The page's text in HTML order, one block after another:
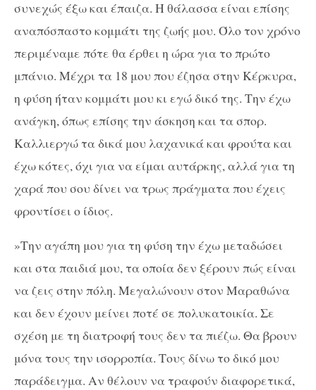
συνεχώς έξω και έπαιζα. Η θάλασσα είναι επίσης
αναπόσπαστο κομμάτι της ζωής μου. Όλο τον χρόνο
περιμέναμε πότε θα έρθει η ώρα για το πρώτο
μπάνιο. Μέχρι τα 18 μου που έζησα στην Κέρκυρα,
η φύση ήταν κομμάτι μου κι εγώ δικό της. Την έχω
ανάγκη, όπως επίσης την άσκηση και τα σπορ.
Καλλιεργώ τα δικά μου λαχανικά και φρούτα και
έχω κότες, όχι για να είμαι αυτάρκης, αλλά για τη
χαρά που σου δίνει να τρως πράγματα που έχεις
φροντίσει ο ίδιος.
»Την αγάπη μου για τη φύση την έχω μεταδώσει
και στα παιδιά μου, τα οποία δεν ξέρουν πώς είναι
να ζεις στην πόλη. Μεγαλώνουν στον Μαραθώνα
και δεν έχουν μείνει ποτέ σε πολυκατοικία. Σε
σχέση με τη διατροφή τους δεν τα πιέζω. Θα βρουν
μόνα τους την ισορροπία. Τους δίνω το δικό μου
παράδειγμα. Αν θέλουν να τραφούν διαφορετικά,